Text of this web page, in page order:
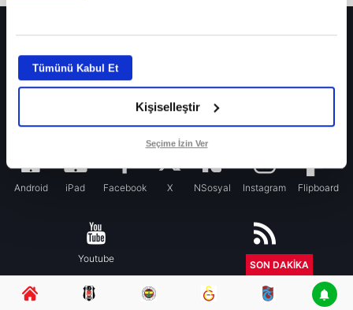
Tümünü Kabul Et
Kişiselleştir
Seçime İzin Ver
Fenerbahçe’de sürpriz ayrılık ihtimali! Devre arasında gelmişti
Fenerbahçe’nin yeni transferi Mason Greenwood için olay sözler!
Galatasaray’da rota yeniden Thiago Almada!
Android iPad Facebook X NSosyal Instagram Flipboard
Youtube RSS
SON DAKİKA